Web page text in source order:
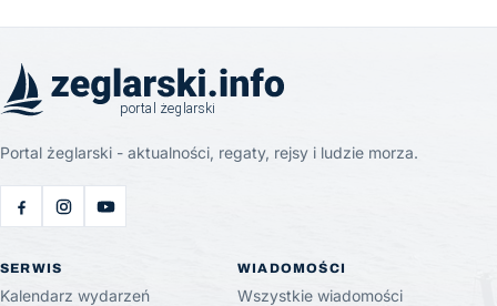
Portal żeglarski - aktualności, regaty, rejsy i ludzie morza.
SERWIS
Kalendarz wydarzeń
WIADOMOŚCI
Wszystkie wiadomości